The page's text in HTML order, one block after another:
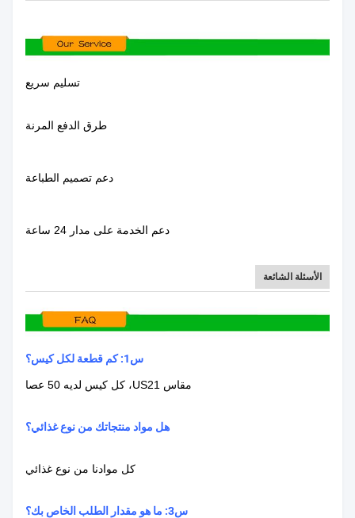
تسليم سريع
طرق الدفع المرنة
دعم تصميم الطباعة
دعم الخدمة على مدار 24 ساعة
الأسئلة الشائعة
س1: كم قطعة لكل كيس؟
مقاس US21، كل كيس لديه 50 عصا
هل مواد منتجاتك من نوع غذائي؟
كل موادنا من نوع غذائي
س3: ما هو مقدار الطلب الخاص بك؟